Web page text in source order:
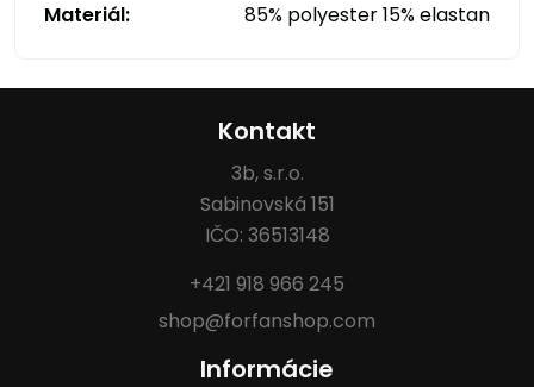
Materiál: 85% polyester 15% elastan
Kontakt
3b, s.r.o.
Sabinovská 151
IČO: 36513148
+421 918 966 245
shop@forfanshop.com
Informácie